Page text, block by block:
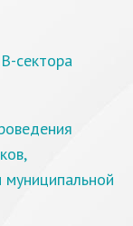
сектора